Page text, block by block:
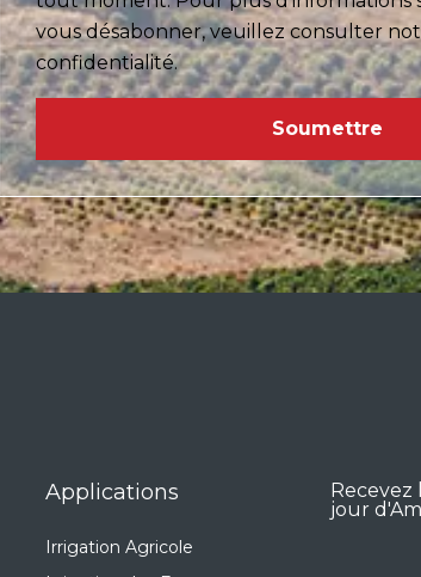
vous désabonner, veuillez consulter
confidentialité.
Applications
Irrigation Agricole
Recevez
jour